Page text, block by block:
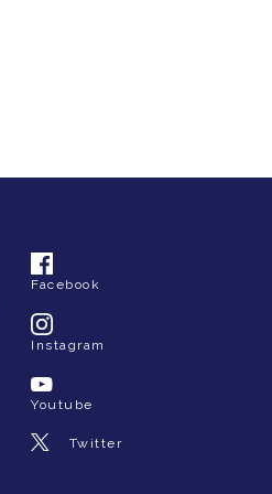
Facebook
Instagram
Youtube
Twitter